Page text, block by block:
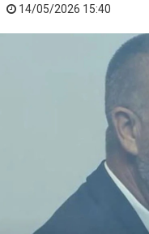
14/05/2026 15:40